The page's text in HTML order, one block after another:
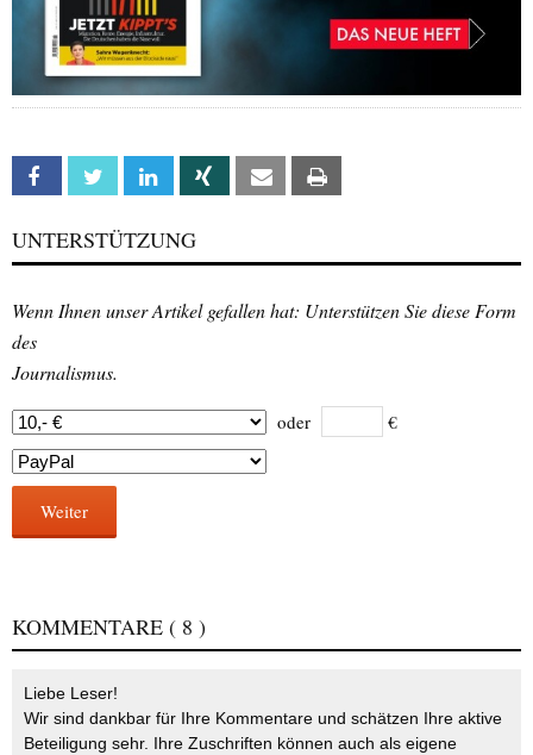
Facebook Twitter Linkedin Xing Email
UNTERSTÜTZUNG
Wenn Ihnen unser Artikel gefallen hat: Unterstützen Sie diese Form
des
Journalismus.
oder €
Weiter
KOMMENTARE ( 8 )
Liebe Leser!
Wir sind dankbar für Ihre Kommentare und schätzen Ihre aktive
Beteiligung sehr. Ihre Zuschriften können auch als eigene